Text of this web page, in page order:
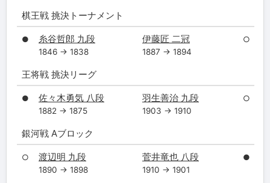
棋王戦 挑決トーナメント
● 糸谷哲郎 九段
1846 → 1838
伊藤匠 二冠
1887 → 1894
○
王将戦 挑決リーグ
● 佐々木勇気 八段
1882 → 1875
羽生善治 九段
1903 → 1910
○
銀河戦 Aブロック
○ 渡辺明 九段
1890 → 1898
菅井竜也 八段
1910 → 1901
●